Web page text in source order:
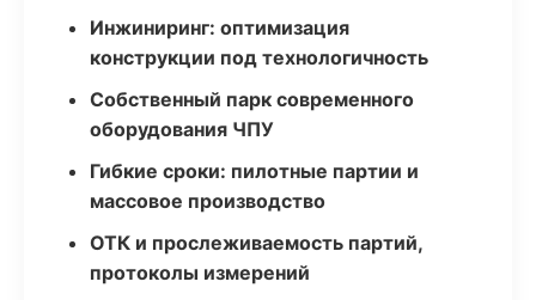
Инжиниринг: оптимизация
конструкции под технологичность
Собственный парк современного
оборудования ЧПУ
Гибкие сроки: пилотные партии и
массовое производство
ОТК и прослеживаемость партий,
протоколы измерений